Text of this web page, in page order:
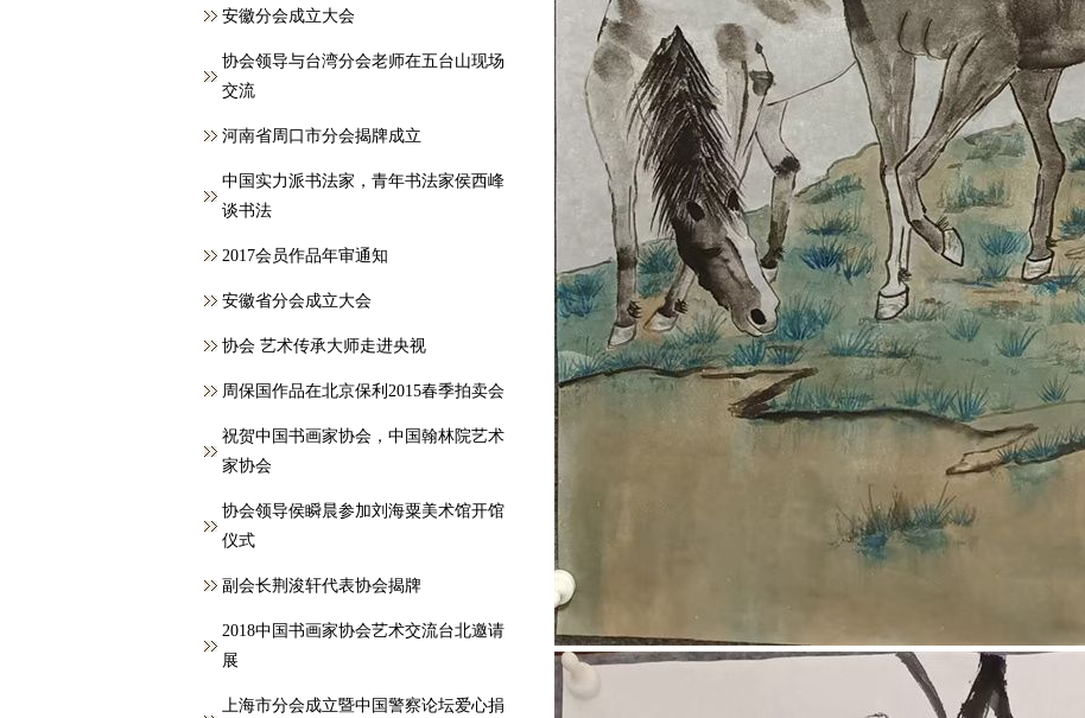
安徽分会成立大会
协会领导与台湾分会老师在五台山现场
交流
河南省周口市分会揭牌成立
中国实力派书法家，青年书法家侯西峰
谈书法
2017会员作品年审通知
安徽省分会成立大会
协会 艺术传承大师走进央视
周保国作品在北京保利2015春季拍卖会
祝贺中国书画家协会，中国翰林院艺术
家协会
协会领导侯瞬晨参加刘海粟美术馆开馆
仪式
副会长荆浚轩代表协会揭牌
2018中国书画家协会艺术交流台北邀请
展
上海市分会成立暨中国警察论坛爱心捐